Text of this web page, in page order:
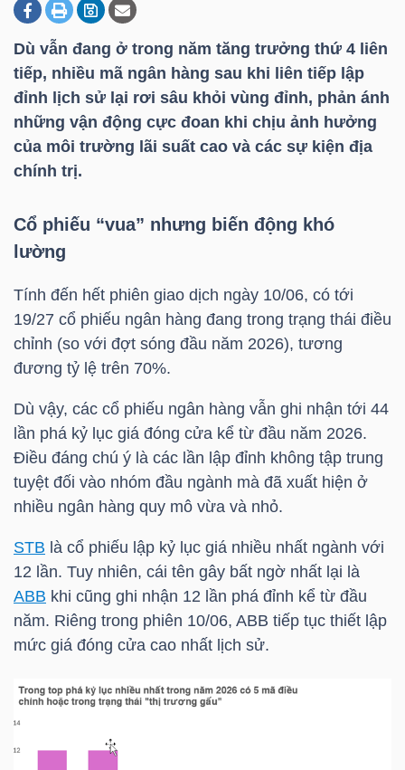
Dù vẫn đang ở trong năm tăng trưởng thứ 4 liên
tiếp, nhiều mã ngân hàng sau khi liên tiếp lập
đỉnh lịch sử lại rơi sâu khỏi vùng đỉnh, phản ánh
những vận động cực đoan khi chịu ảnh hưởng
của môi trường lãi suất cao và các sự kiện địa
chính trị.
Cổ phiếu “vua” nhưng biến động khó
lường
Tính đến hết phiên giao dịch ngày 10/06, có tới
19/27 cổ phiếu ngân hàng đang trong trạng thái điều
chỉnh (so với đợt sóng đầu năm 2026), tương
đương tỷ lệ trên 70%.
Dù vậy, các cổ phiếu ngân hàng vẫn ghi nhận tới 44
lần phá kỷ lục giá đóng cửa kể từ đầu năm 2026.
Điều đáng chú ý là các lần lập đỉnh không tập trung
tuyệt đối vào nhóm đầu ngành mà đã xuất hiện ở
nhiều ngân hàng quy mô vừa và nhỏ.
STB là cổ phiếu lập kỷ lục giá nhiều nhất ngành với
12 lần. Tuy nhiên, cái tên gây bất ngờ nhất lại là
ABB khi cũng ghi nhận 12 lần phá đỉnh kể từ đầu
năm. Riêng trong phiên 10/06, ABB tiếp tục thiết lập
mức giá đóng cửa cao nhất lịch sử.
DOANH
NGHIỆP
TÀI
CHÍNH
HÀNG
HÓA
KINH
TẾ
THẾ
GIỚI